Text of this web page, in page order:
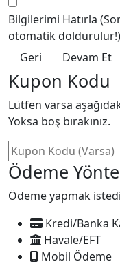
Bilgilerimi Hatırla
otomatik doldurulur!)
Geri
Devam Et
Kupon Kodu
Lütfen varsa
Yoksa boş bırakınız.
Ödeme
Ödeme yapmak
Kredi/Banka
Havale/EFT
Mobil Ödeme